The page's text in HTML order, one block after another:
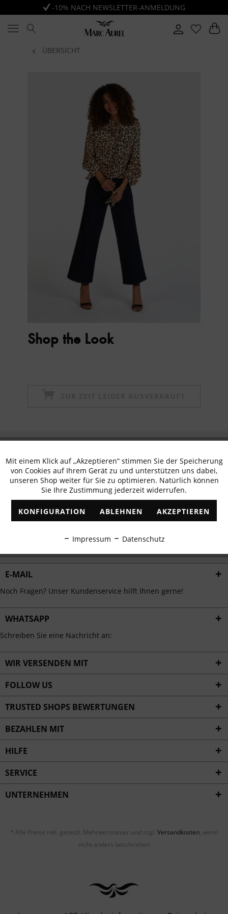
-10% NACH NEWSLETTER-ANMELDUNG
ÜBERSICHT
Shop the Look
erhalten
✓ Exklusive Angebote ✓ Die aktuellsten Trends
E-MAIL
Noch Fragen? Unser Kundenservice hilft Ihnen gerne!
WHATSAPP
Schreiben Sie eine Nachricht an:
WIR VERSENDEN MIT
FOLLOW US
TRUSTED SHOPS BEWERTUNGEN
BEZAHLEN MIT
HILFE
SERVICE
UNTERNEHMEN
* Alle Preise inkl. gesetzl. Mehrwertsteuer und zzgl. Versandkosten, wenn
nicht anders beschrieben
Funktionale Aktiv
Marketing Inaktiv
Tracking Inaktiv
Personalisierung Inaktiv
Service
Mit einem Klick auf „Akzeptieren“ stimmen Sie der Speicherung
von Cookies auf Ihrem Gerät zu und unterstützen uns dabei,
unseren Shop weiter für Sie zu optimieren. Natürlich können
Sie Ihre Zustimmung jederzeit widerrufen.
KONFIGURATION ABLEHNEN AKZEPTIEREN
Impressum Datenschutz